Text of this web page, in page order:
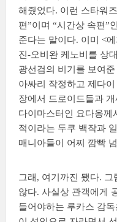
해줬었다. 이런 스타워
편”이며 “시간상 속편”
준다는 말이다. 이미 <
진-오비완 케노비를 상
광선검의 비기를 보여
아싸리 작정하고 제다
장에서 드로이드들과
다이마스터인 요다옹께
적이라는 두쿠 백작과
매니아들이 어찌 깜빡
그래, 여기까진 됐다. 그
않다. 사실상 관객에게
들어야하는 루카스 감